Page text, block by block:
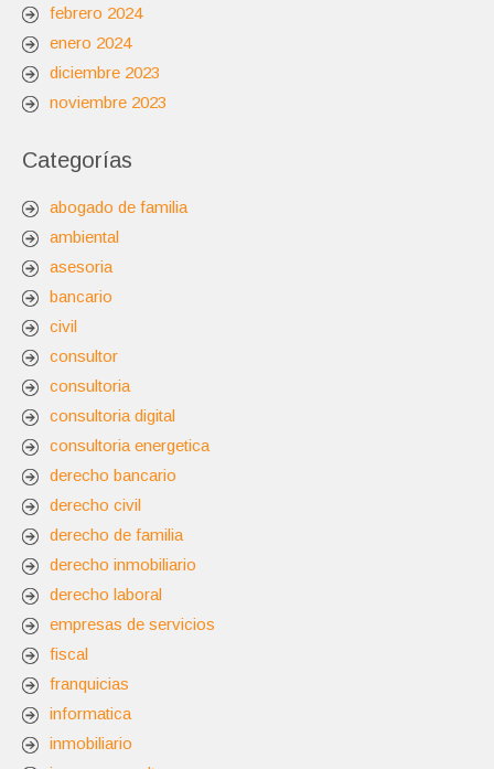
febrero 2024
enero 2024
diciembre 2023
noviembre 2023
Categorías
abogado de familia
ambiental
asesoria
bancario
civil
consultor
consultoria
consultoria digital
consultoria energetica
derecho bancario
derecho civil
derecho de familia
derecho inmobiliario
derecho laboral
empresas de servicios
fiscal
franquicias
informatica
inmobiliario